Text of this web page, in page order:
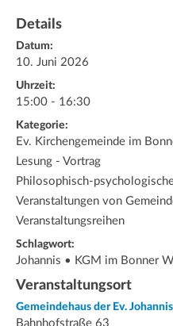
Details
Datum:
10. Juni 2026
Uhrzeit:
15:00 - 16:30
Kategorie:
Ev. Kirchengemeinde im
Lesung - Vortrag
Philosophisch-
Veranstaltungen von
Veranstaltungsreihen
Schlagwort:
Johannis • KGM im Bonner
Veranstaltungsort
Gemeindehaus der Ev.
Bahnhofstraße 63